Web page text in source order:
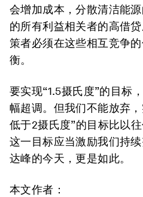
会增加成本，分散清洁能
的所有利益相关者的高借
策者必须在这些相互竞争
衡。
要实现“1.5摄氏度”的目标
幅超调。但我们不能放弃
低于2摄氏度”的目标比以
这一目标应当激励我们持
达峰的今天，更是如此。
本文作者：